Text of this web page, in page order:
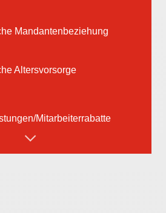
Mandantenbeziehung
Altersvorsorge
Mitarbeiterrabatte